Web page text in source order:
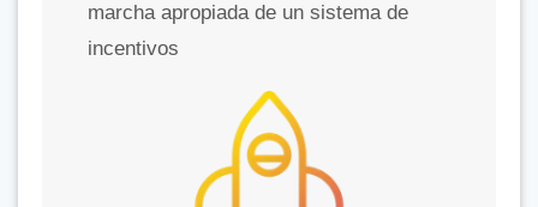
marcha apropiada de un sistema de
incentivos